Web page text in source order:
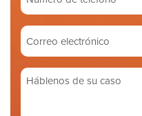
de
teléfono
Correo
electrónico
(Required)
Háblenos